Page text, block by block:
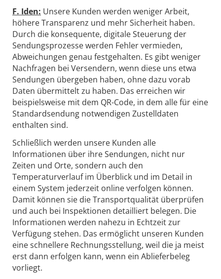
F. Iden: Unsere Kunden werden weniger Arbeit,
höhere Transparenz und mehr Sicherheit haben.
Durch die konsequente, digitale Steuerung der
Sendungsprozesse werden Fehler vermieden,
Abweichungen genau festgehalten. Es gibt weniger
Nachfragen bei Versendern, wenn diese uns etwa
Sendungen übergeben haben, ohne dazu vorab
Daten übermittelt zu haben. Das erreichen wir
beispielsweise mit dem QR-Code, in dem alle für eine
Standardsendung notwendigen Zustelldaten
enthalten sind.
Schließlich werden unsere Kunden alle
Informationen über ihre Sendungen, nicht nur
Zeiten und Orte, sondern auch den
Temperaturverlauf im Überblick und im Detail in
einem System jederzeit online verfolgen können.
Damit können sie die Transportqualität überprüfen
und auch bei Inspektionen detailliert belegen. Die
Informationen werden nahezu in Echtzeit zur
Verfügung stehen. Das ermöglicht unseren Kunden
eine schnellere Rechnungsstellung, weil die ja meist
erst dann erfolgen kann, wenn ein Ablieferbeleg
vorliegt.